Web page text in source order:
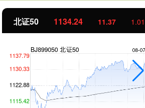
1134.24 11.37 1.01%